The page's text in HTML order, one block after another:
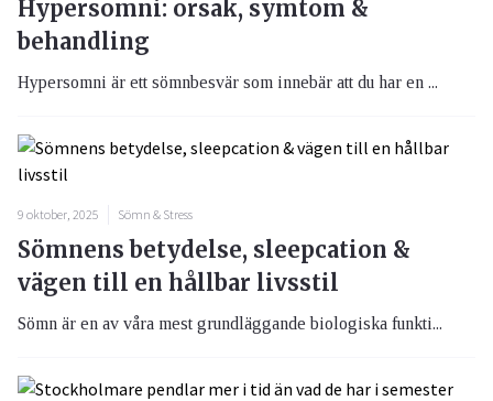
Hypersomni: orsak, symtom &
behandling
Hypersomni är ett sömnbesvär som innebär att du har en ...
9 oktober, 2025 Sömn & Stress
Sömnens betydelse, sleepcation &
vägen till en hållbar livsstil
Sömn är en av våra mest grundläggande biologiska funkti...